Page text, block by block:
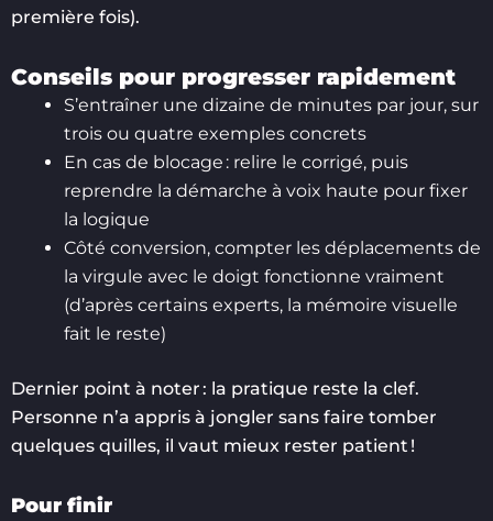
première fois).
Conseils pour progresser rapidement
S’entraîner une dizaine de minutes par jour, sur
trois ou quatre exemples concrets
En cas de blocage : relire le corrigé, puis
reprendre la démarche à voix haute pour fixer
la logique
Côté conversion, compter les déplacements de
la virgule avec le doigt fonctionne vraiment
(d’après certains experts, la mémoire visuelle
fait le reste)
Dernier point à noter : la pratique reste la clef.
Personne n’a appris à jongler sans faire tomber
quelques quilles, il vaut mieux rester patient !
Pour finir